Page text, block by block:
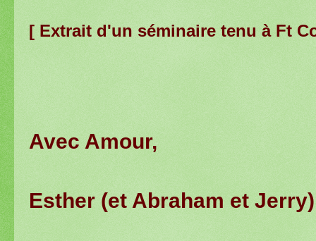
[ Extrait d'un séminaire tenu à Ft
Avec Amour,
Esther (et Abraham et Jerry)